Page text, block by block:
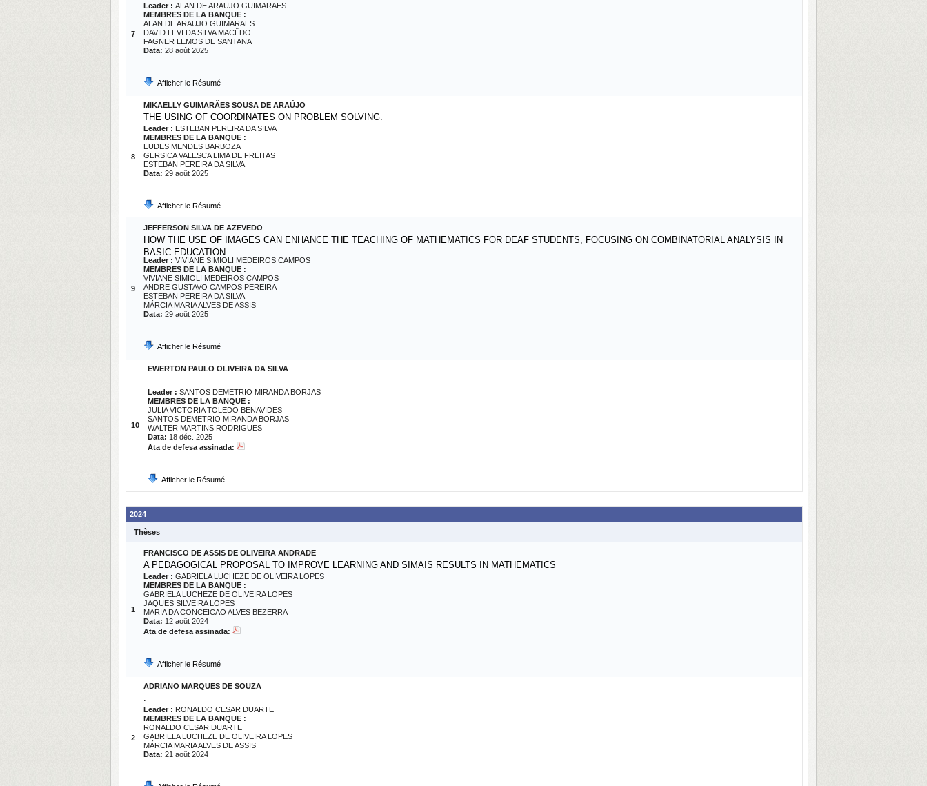
7
Leader : ALAN DE ARAUJO GUIMARAES
MEMBRES DE LA BANQUE :
ALAN DE ARAUJO GUIMARAES
DAVID LEVI DA SILVA MACÊDO
FAGNER LEMOS DE SANTANA
Data: 28 août 2025
Afficher le Résumé
8
MIKAELLY GUIMARÃES SOUSA DE ARAÚJO
THE USING OF COORDINATES ON PROBLEM SOLVING.
Leader : ESTEBAN PEREIRA DA SILVA
MEMBRES DE LA BANQUE :
EUDES MENDES BARBOZA
GERSICA VALESCA LIMA DE FREITAS
ESTEBAN PEREIRA DA SILVA
Data: 29 août 2025
Afficher le Résumé
9
JEFFERSON SILVA DE AZEVEDO
HOW THE USE OF IMAGES CAN ENHANCE THE TEACHING OF MATHEMATICS FOR DEAF STUDENTS, FOCUSING ON COMBINATORIAL ANALYSIS IN
BASIC EDUCATION.
Leader : VIVIANE SIMIOLI MEDEIROS CAMPOS
MEMBRES DE LA BANQUE :
VIVIANE SIMIOLI MEDEIROS CAMPOS
ANDRE GUSTAVO CAMPOS PEREIRA
ESTEBAN PEREIRA DA SILVA
MÁRCIA MARIA ALVES DE ASSIS
Data: 29 août 2025
Afficher le Résumé
10
EWERTON PAULO OLIVEIRA DA SILVA
Leader : SANTOS DEMETRIO MIRANDA BORJAS
MEMBRES DE LA BANQUE :
JULIA VICTORIA TOLEDO BENAVIDES
SANTOS DEMETRIO MIRANDA BORJAS
WALTER MARTINS RODRIGUES
Data: 18 déc. 2025
Ata de defesa assinada:
Afficher le Résumé
2024
Thèses
1
FRANCISCO DE ASSIS DE OLIVEIRA ANDRADE
A PEDAGOGICAL PROPOSAL TO IMPROVE LEARNING AND SIMAIS RESULTS IN MATHEMATICS
Leader : GABRIELA LUCHEZE DE OLIVEIRA LOPES
MEMBRES DE LA BANQUE :
GABRIELA LUCHEZE DE OLIVEIRA LOPES
JAQUES SILVEIRA LOPES
MARIA DA CONCEICAO ALVES BEZERRA
Data: 12 août 2024
Ata de defesa assinada:
Afficher le Résumé
2
ADRIANO MARQUES DE SOUZA
.
Leader : RONALDO CESAR DUARTE
MEMBRES DE LA BANQUE :
RONALDO CESAR DUARTE
GABRIELA LUCHEZE DE OLIVEIRA LOPES
MÁRCIA MARIA ALVES DE ASSIS
Data: 21 août 2024